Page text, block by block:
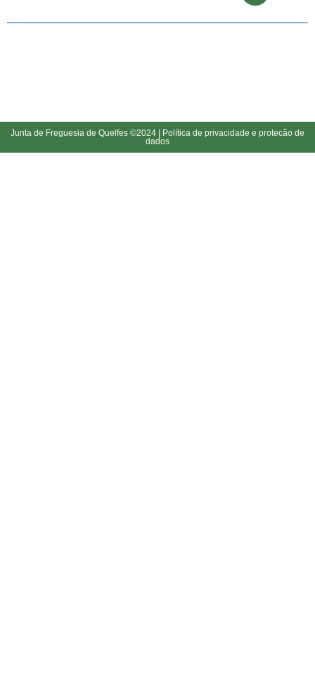
Junta de Freguesia de Quelfes ©2024 |
Política de privacidade e protecão de
dados